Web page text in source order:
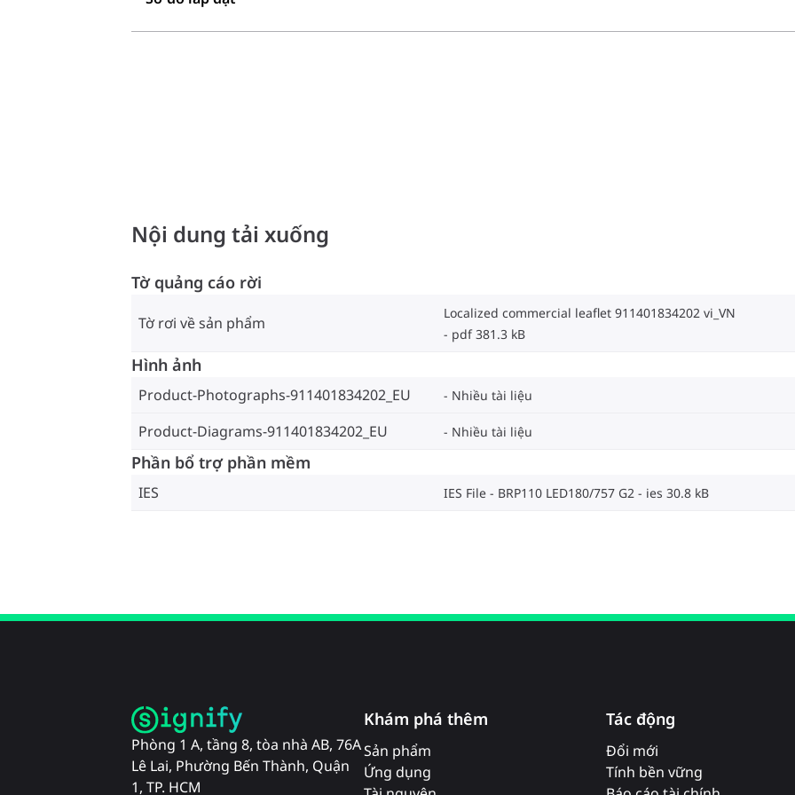
Nội dung tải xuống
Tờ quảng cáo rời
Tờ rơi về sản phẩm
Localized commercial leaflet 911401834202 vi_VN
pdf 381.3 kB
Hình ảnh
Product-Photographs-911401834202_EU Nhiều tài liệu
Product-Diagrams-911401834202_EU
Nhiều tài liệu
Phần bổ trợ phần mềm
IES IES File - BRP110 LED180/757 G2 ies 30.8 kB
Phòng 1 A, tầng 8, tòa nhà AB, 76A
Lê Lai, Phường Bến Thành, Quận
1, TP. HCM
Khám phá thêm
Sản phẩm
Ứng dụng
Tác động
Đổi mới
Tính bền vững